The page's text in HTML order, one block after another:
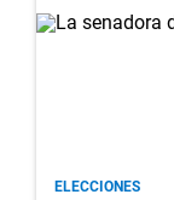
ELECCIONES